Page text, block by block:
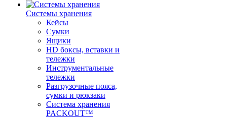
Системы хранения
Кейсы
Сумки
Ящики
HD боксы, вставки и
тележки
Инструментальные
тележки
Разгрузочные пояса,
сумки и рюкзаки
Система хранения
PACKOUT™